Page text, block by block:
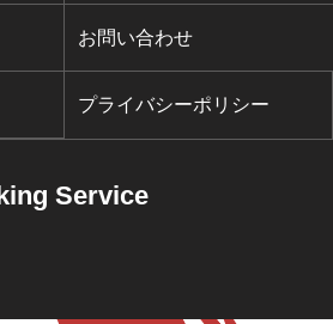
お問い合わせ
プライバシーポリシー
Service